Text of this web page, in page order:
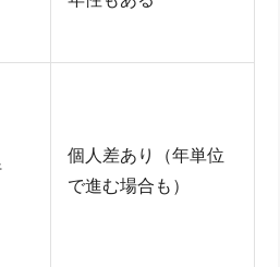
個人差あり（年単位
で進む場合も）